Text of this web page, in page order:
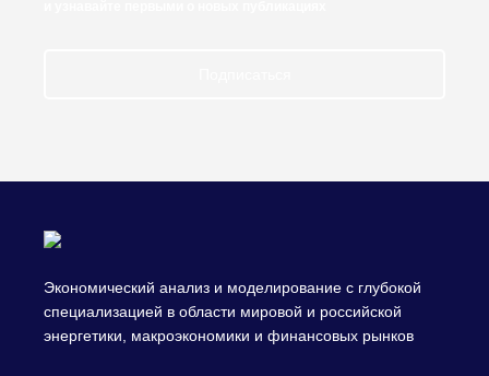
Экономический анализ и моделирование с глубокой
специализацией в области мировой и российской
энергетики, макроэкономики и финансовых рынков